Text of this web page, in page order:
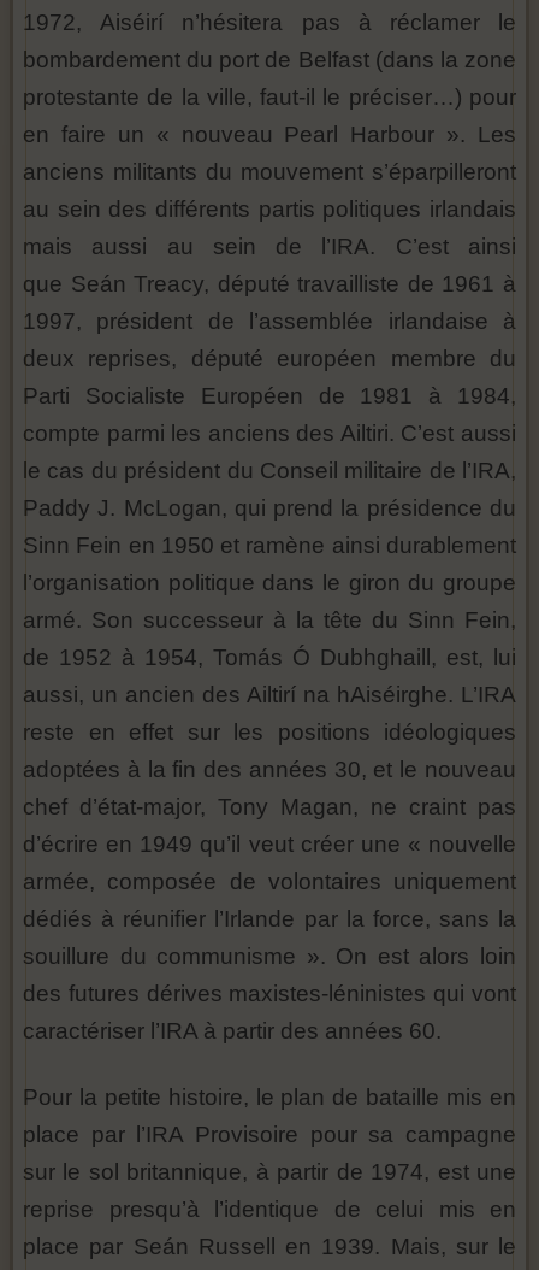
1972, Aiséirí n’hésitera pas à réclamer le
bombardement du port de Belfast (dans la zone
protestante de la ville, faut-il le préciser…) pour
en faire un « nouveau Pearl Harbour ». Les
anciens militants du mouvement s’éparpilleront
au sein des différents partis politiques irlandais
mais aussi au sein de l’IRA. C’est ainsi
que Seán Treacy, député travailliste de 1961 à
1997, président de l’assemblée irlandaise à
deux reprises, député européen membre du
Parti Socialiste Européen de 1981 à 1984,
compte parmi les anciens des Ailtiri. C’est aussi
le cas du président du Conseil militaire de l’IRA,
Paddy J. McLogan, qui prend la présidence du
Sinn Fein en 1950 et ramène ainsi durablement
l’organisation politique dans le giron du groupe
armé. Son successeur à la tête du Sinn Fein,
de 1952 à 1954, Tomás Ó Dubhghaill, est, lui
aussi, un ancien des Ailtirí na hAiséirghe. L’IRA
reste en effet sur les positions idéologiques
adoptées à la fin des années 30, et le nouveau
chef d’état-major, Tony Magan, ne craint pas
d’écrire en 1949 qu’il veut créer une « nouvelle
armée, composée de volontaires uniquement
dédiés à réunifier l’Irlande par la force, sans la
souillure du communisme ». On est alors loin
des futures dérives maxistes-léninistes qui vont
caractériser l’IRA à partir des années 60.
Pour la petite histoire, le plan de bataille mis en
place par l’IRA Provisoire pour sa campagne
sur le sol britannique, à partir de 1974, est une
reprise presqu’à l’identique de celui mis en
place par Seán Russell en 1939. Mais, sur le